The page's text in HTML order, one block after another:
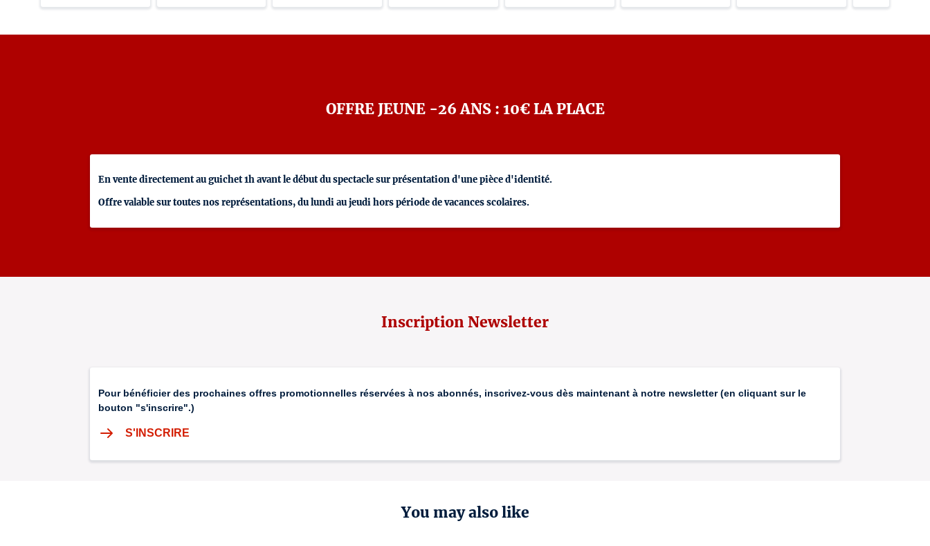
Inscription Newsletter
Pour bénéficier des prochaines offres promotionnelles réservées à nos abonnés, inscrivez-vous dès maintenant à notre newsletter (en cliquant sur le
bouton "s'inscrire".)
S'INSCRIRE
You may also like
OFFRE JEUNE -26 ANS : 10€ LA PLACE
En vente directement au guichet 1h avant le début du spectacle sur présentation d'une pièce d'identité.
Offre valable sur toutes nos représentations, du lundi au jeudi hors période de vacances scolaires.